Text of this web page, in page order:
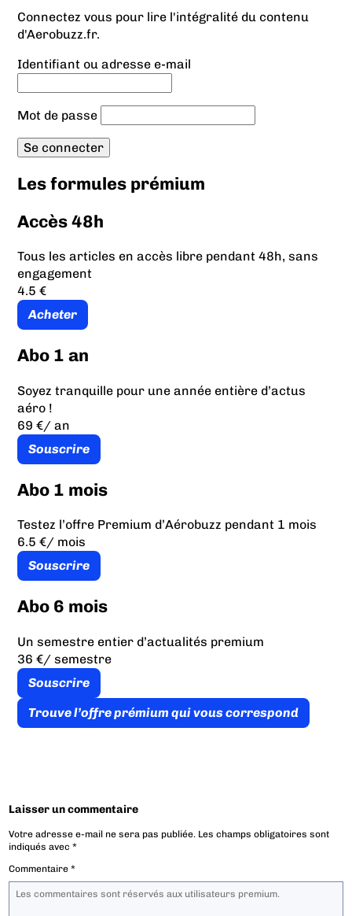
Connectez vous pour lire l'intégralité du contenu
d'Aerobuzz.fr.
Identifiant ou adresse e-mail
Mot de passe
Les formules prémium
Accès 48h
Tous les articles en accès libre pendant 48h, sans
engagement
4.5 €
Acheter
Abo 1 an
Soyez tranquille pour une année entière d’actus
aéro !
69 €/ an
Souscrire
Abo 1 mois
Testez l’offre Premium d’Aérobuzz pendant 1 mois
6.5 €/ mois
Souscrire
Abo 6 mois
Un semestre entier d’actualités premium
36 €/ semestre
Souscrire
Trouve l’offre prémium qui vous correspond
Laisser un commentaire
Votre adresse e-mail ne sera pas publiée. Les champs obligatoires sont
indiqués avec*
Commentaire*